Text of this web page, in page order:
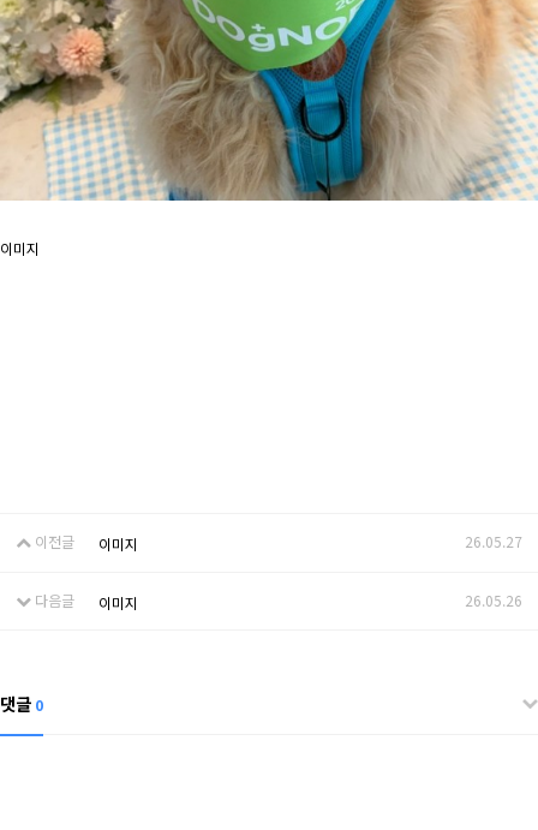
이미지
이전글 이미지 26.05.27
다음글 이미지 26.05.26
댓글 0